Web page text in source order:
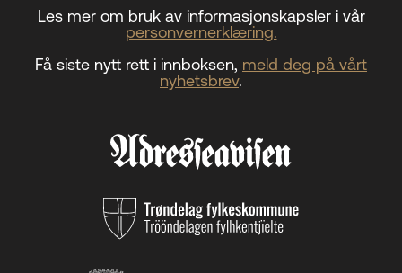
Les mer om bruk av informasjonskapsler i vår
personvernerklæring.
Få siste nytt rett i innboksen, meld deg på vårt
nyhetsbrev.